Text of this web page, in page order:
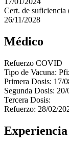
Cert. de suficiencia
26/11/2028
Médico
Refuerzo COVID
Tipo de Vacuna:
Primera Dosis: 17/
Segunda Dosis: 20/
Tercera Dosis:
Refuerzo: 28/02/